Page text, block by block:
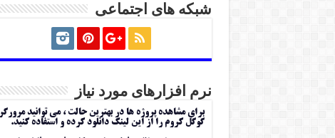
شبکه های اجتماعی
نرم افزارهای مورد نیاز
برای مشاهده پروژه ها در بهترین حالت ، می توانید مرورگر
گوگل کروم را از این لینک دانلود کرده و استفاده کنید.